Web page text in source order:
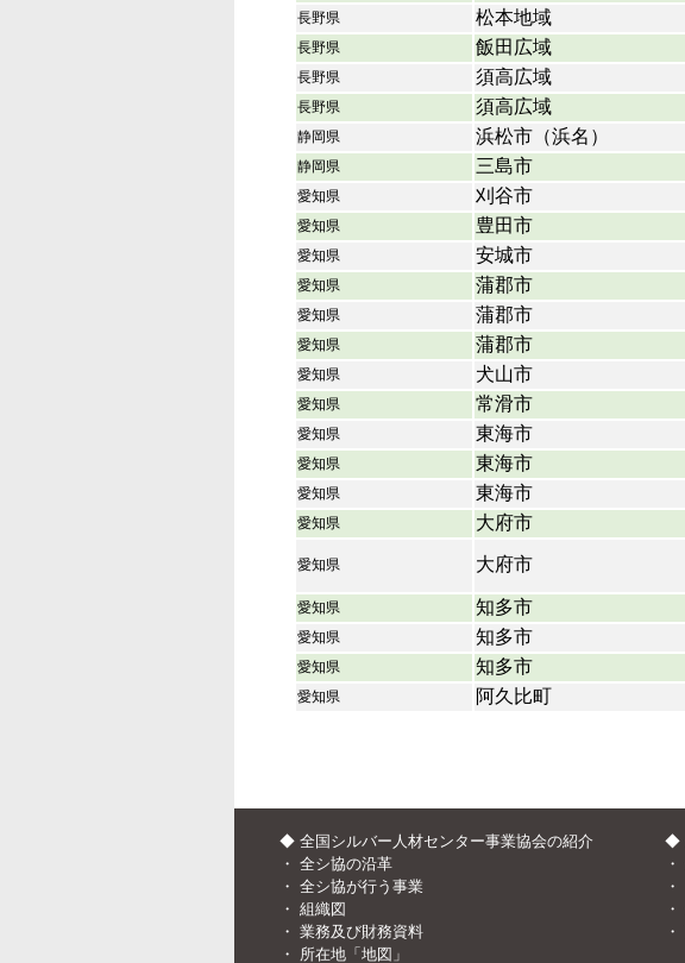
長野県 松本地域
長野県 飯田広域
長野県 須高広域
長野県 須高広域
静岡県 浜松市（浜名）
静岡県 三島市
愛知県 刈谷市
愛知県 豊田市
愛知県 安城市
愛知県 蒲郡市
愛知県 蒲郡市
愛知県 蒲郡市
愛知県 犬山市
愛知県 常滑市
愛知県 東海市
愛知県 東海市
愛知県 東海市
愛知県 大府市
愛知県 大府市
愛知県 知多市
愛知県 知多市
愛知県 知多市
愛知県 阿久比町
◆ 全国シルバー人材センター事業協会の紹介
・ 全シ協の沿革
・ 全シ協が行う事業
・ 組織図
・ 業務及び財務資料
・ 所在地「地図」
◆
・
・
・
・